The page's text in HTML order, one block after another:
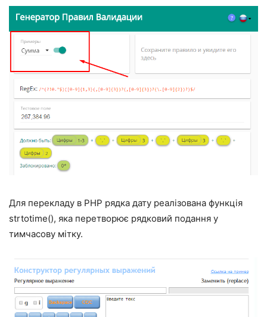
Для перекладу в PHP рядка дату реалізована функція
strtotime(), яка перетворює рядковий подання у
тимчасову мітку.